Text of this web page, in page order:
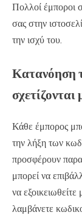
Πολλοί έμποροι
σας στην
την ισχύ του.
Κατανόηση
Κάθε έμπορος
την λήξη των
προσφέρουν
μπορεί να
να εξοικειωθείτε
λαμβάνετε